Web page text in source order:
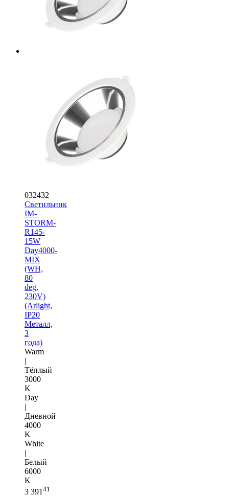
032432
Светильник
IM-
STORM-
R145-
15W
Day4000-
MIX
(WH,
80
deg,
230V)
(Arlight,
IP20
Металл,
3
года)
Warm
|
Тёплый
3000
K
Day
|
Дневной
4000
K
White
|
Белый
6000
K
3 39141